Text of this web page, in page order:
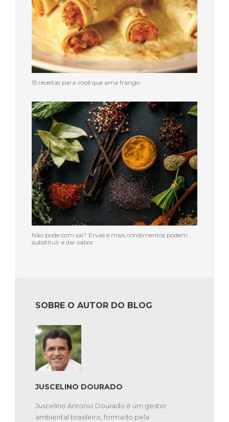
15 receitas para você que ama frango
Não pode com sal? Ervas e mais condimentos podem
substituir e dar sabor
SOBRE O AUTOR DO BLOG
JUSCELINO DOURADO
Juscelino Antonio Dourado é um gestor
ambiental brasileiro, formado pela